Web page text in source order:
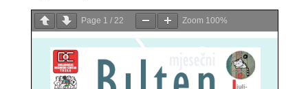
Page 1 / 22 Zoom 100%